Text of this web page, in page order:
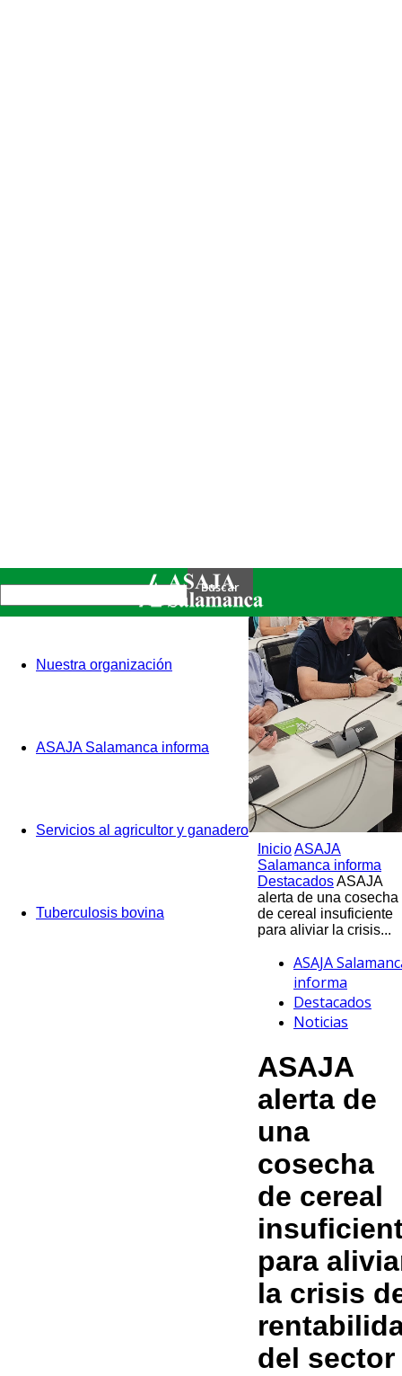
Nuestra organización
ASAJA Salamanca informa
Servicios al agricultor y ganadero
Tuberculosis bovina
InicioASAJA
Salamanca informa
DestacadosASAJA
alerta de una cosecha
de cereal insuficiente
para aliviar la crisis...
ASAJA
informa
Destacados
Noticias
ASAJA
alerta de
una
cosecha
de cereal
para
la crisis
del sector